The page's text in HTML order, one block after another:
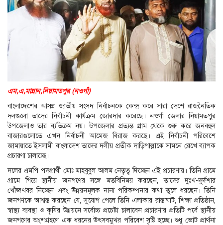
এম,এ,মান্নান,নিয়ামতপুর (নওগাঁ)
বাংলাদেশের আসন্ন জাতীয় সংসদ নির্বাচনকে কেন্দ্র করে সারা দেশে রাজনৈতিক
দলগুলো তাদের নির্বাচনী কার্যক্রম জোরদার করেছে। নওগাঁ জেলার নিয়ামতপুর
উপজেলাও তার ব্যতিক্রম নয়। উপজেলার প্রত্যন্ত গ্রাম থেকে শুরু করে জনবহুল
বাজারগুলোতে এখন নির্বাচনী আমেজ বিরাজ করছে। এই নির্বাচনী পরিবেশে
জামায়াতে ইসলামী বাংলাদেশ তাদের দলীয় প্রতীক দাড়িপাল্লাকে সামনে রেখে ব্যাপক
প্রচারণা চালাচ্ছে।
দলের এমপি পদপ্রার্থী মোঃ মাহবুবুল আলম নেতৃত্ব দিচ্ছেন এই প্রচারণায়। তিনি গ্রামে
গ্রামে গিয়ে স্থানীয় জনগণের সঙ্গে মতবিনিময় করছেন, তাদের দুঃখ-দুর্দশার
খোঁজখবর নিচ্ছেন এবং উন্নয়নমূলক নানা পরিকল্পনার কথা তুলে ধরছেন। তিনি
জনগণকে আশ্বস্ত করছেন যে, সুযোগ পেলে তিনি এলাকার রাস্তাঘাট, শিক্ষা প্রতিষ্ঠান,
স্বাস্থ্য ব্যবস্থা ও কৃষির উন্নয়নে সর্বোচ্চ প্রচেষ্টা চালাবেন।প্রচারণার প্রতিটি পর্বে স্থানীয়
জনগণের অংশগ্রহণে এক ধরনের উৎসবমুখর পরিবেশ সৃষ্টি হচ্ছে। শুধু ভোট প্রার্থনা